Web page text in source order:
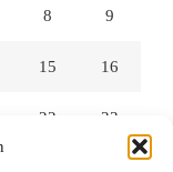
8 9
15 16
22 23